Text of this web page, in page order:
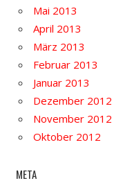
Mai 2013
April 2013
März 2013
Februar 2013
Januar 2013
Dezember 2012
November 2012
Oktober 2012
META